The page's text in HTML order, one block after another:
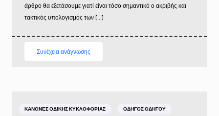
άρθρο θα εξετάσουμε γιατί είναι τόσο σημαντικό ο ακριβής και
τακτικός υπολογισμός των […]
Συνέχεια ανάγνωσης
ΚΑΝΌΝΕΣ ΟΔΙΚΉΣ ΚΥΚΛΟΦΟΡΊΑΣ ΟΔΗΓΌΣ ΟΔΗΓΟΎ